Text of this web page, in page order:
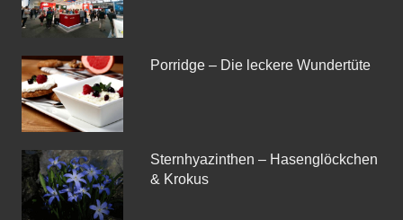
Porridge – Die leckere Wundertüte
Sternhyazinthen – Hasenglöckchen
& Krokus